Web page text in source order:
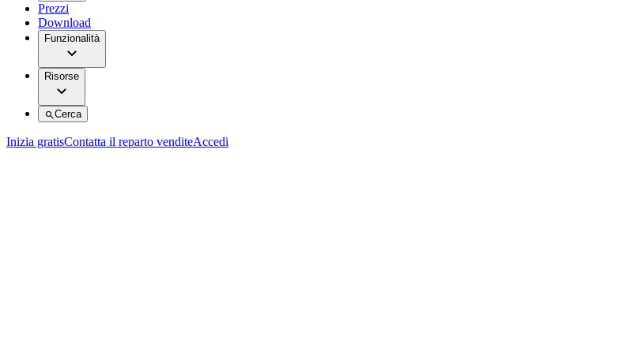
Prezzi
Download
Funzionalità
Risorse
Cerca
Inizia gratisContatta il reparto venditeAccedi